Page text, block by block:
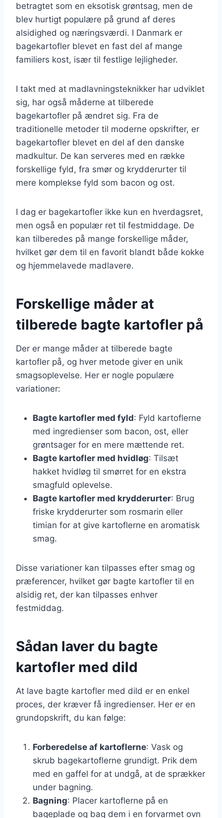
betragtet som en eksotisk grøntsag, men de
blev hurtigt populære på grund af deres
alsidighed og næringsværdi. I Danmark er
bagekartofler blevet en fast del af mange
familiers kost, især til festlige lejligheder.
I takt med at madlavningsteknikker har udviklet
sig, har også måderne at tilberede
bagekartofler på ændret sig. Fra de
traditionelle metoder til moderne opskrifter, er
bagekartofler blevet en del af den danske
madkultur. De kan serveres med en række
forskellige fyld, fra smør og krydderurter til
mere komplekse fyld som bacon og ost.
I dag er bagekartofler ikke kun en hverdagsret,
men også en populær ret til festmiddage. De
kan tilberedes på mange forskellige måder,
hvilket gør dem til en favorit blandt både kokke
og hjemmelavede madlavere.
Forskellige måder at
tilberede bagte kartofler på
Der er mange måder at tilberede bagte
kartofler på, og hver metode giver en unik
smagsoplevelse. Her er nogle populære
variationer:
Bagte kartofler med fyld: Fyld kartoflerne
med ingredienser som bacon, ost, eller
grøntsager for en mere mættende ret.
Bagte kartofler med hvidløg: Tilsæt
hakket hvidløg til smørret for en ekstra
smagfuld oplevelse.
Bagte kartofler med krydderurter: Brug
friske krydderurter som rosmarin eller
timian for at give kartoflerne en aromatisk
smag.
Disse variationer kan tilpasses efter smag og
præferencer, hvilket gør bagte kartofler til en
alsidig ret, der kan tilpasses enhver
festmiddag.
Sådan laver du bagte
kartofler med dild
At lave bagte kartofler med dild er en enkel
proces, der kræver få ingredienser. Her er en
grundopskrift, du kan følge:
Forberedelse af kartoflerne: Vask og
skrub bagekartoflerne grundigt. Prik dem
med en gaffel for at undgå, at de sprækker
under bagning.
Bagning: Placer kartoflerne på en
bageplade og bag dem i en forvarmet ovn